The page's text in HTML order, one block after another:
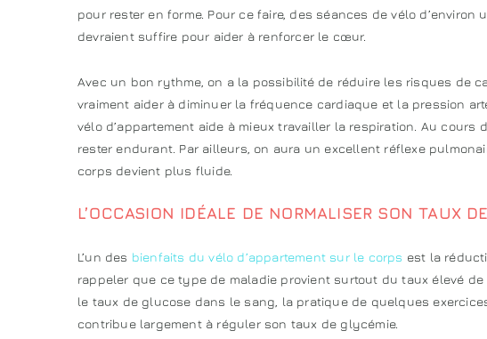
pour rester en forme. Pour ce faire, des séances de vélo d’environ
devraient suffire pour aider à renforcer le cœur.
Avec un bon rythme, on a la possibilité de réduire les risques de
vraiment aider à diminuer la fréquence cardiaque et la pression
vélo d’appartement aide à mieux travailler la respiration. Au
rester endurant. Par ailleurs, on aura un excellent réflexe
corps devient plus fluide.
L’OCCASION IDÉALE DE NORMALISER SON TAUX
L’un des bienfaits du vélo d’appartement sur le corps est la
rappeler que ce type de maladie provient surtout du taux élevé
le taux de glucose dans le sang, la pratique de quelques
contribue largement à réguler son taux de glycémie.